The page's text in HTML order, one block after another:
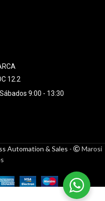
12.2
9:00 - 13:30
Automation & Sales -
Marosi